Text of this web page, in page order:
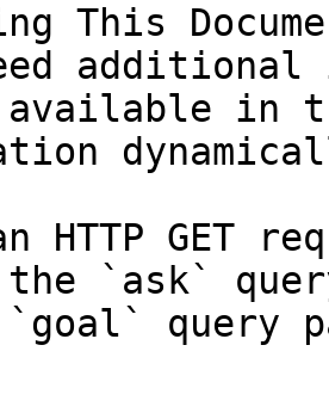
This
in
HTTP GET
the `ask`
query